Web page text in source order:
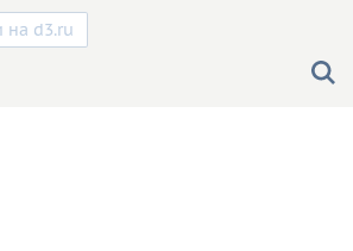
на d3.ru